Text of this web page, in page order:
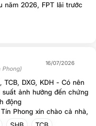
năm 2026, FPT lãi trước
hơn 18%. Doanh thu
tăng 32%, riêng
tới 54%. Nhìn vào, đây vẫn
hơn 47,000 tỷ từ đầu
top 10 sàn HoSE. Khối
không ngừng tay, tỷ lệ
39% xuống còn 27%.
Phong)
16/07/2026
TCB, DXG, KDH - Có nên
suất ảnh hưởng đến chứng
động
Phong xin chào cả nhà,
hàng thương mại đồng